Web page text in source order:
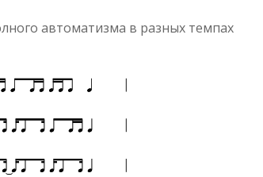
автоматизма в разных темпах